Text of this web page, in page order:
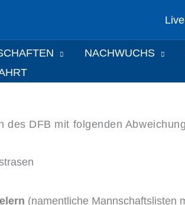
NACHWUCHS
DFB mit folgenden
(namentliche Mannschaftslisten